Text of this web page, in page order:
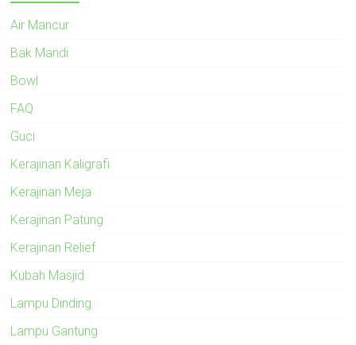
Air Mancur
Bak Mandi
Bowl
FAQ
Guci
Kerajinan Kaligrafi
Kerajinan Meja
Kerajinan Patung
Kerajinan Relief
Kubah Masjid
Lampu Dinding
Lampu Gantung